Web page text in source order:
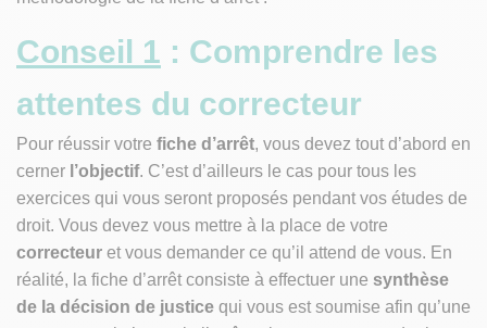
Conseil 1 : Comprendre les
attentes du correcteur
Pour réussir votre fiche d’arrêt, vous devez tout d’abord en
cerner l’objectif. C’est d’ailleurs le cas pour tous les
exercices qui vous seront proposés pendant vos études de
droit. Vous devez vous mettre à la place de votre
correcteur et vous demander ce qu’il attend de vous. En
réalité, la fiche d’arrêt consiste à effectuer une synthèse
de la décision de justice qui vous est soumise afin qu’une